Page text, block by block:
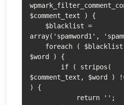
$comment_text ) {
array('spamword1',
$word ) {
$comment_text, $word )
) {